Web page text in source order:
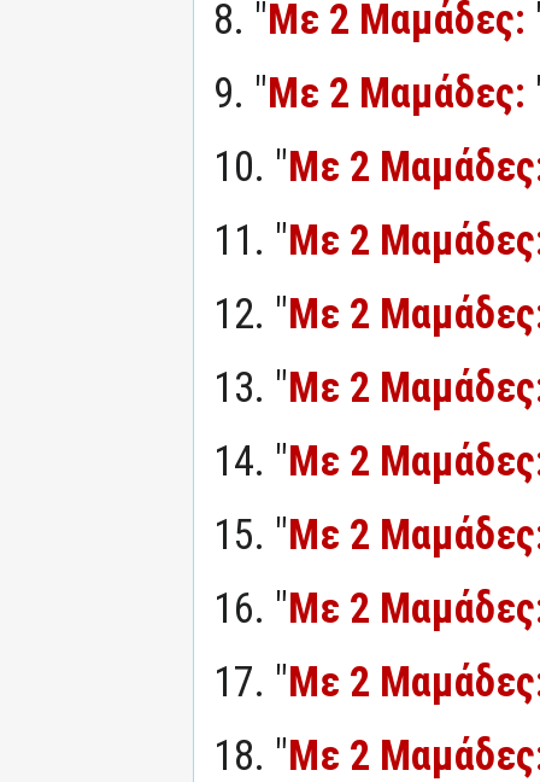
8. "Με 2 Μαμάδες:
9. "Με 2 Μαμάδες:
10. "Με 2
11. "Με 2
12. "Με 2
13. "Με 2
14. "Με 2
15. "Με 2
16. "Με 2
17. "Με 2
18. "Με 2